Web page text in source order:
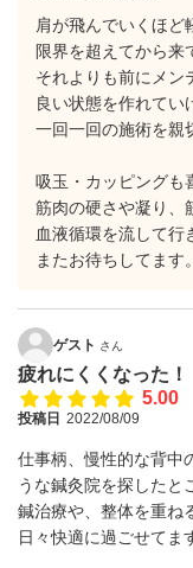
肩が飛んでいくほど
限界を超えてから来
それよりも前にメン
良い状態を作れてい
一回一回の施術を親
吸玉・カッピングも
筋肉の硬さや凝り、
血液循環を流して行
またお待ちしてます。
ゲスト さん
疲れにくくなった！
5.00
投稿日 2022/08/09
仕事柄、慢性的な背中
うな鍼灸院を探したと
鍼治療や、整体を重ね
日々快適に過ごせてま